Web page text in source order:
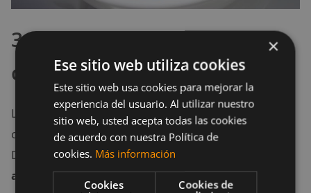
3. Proteína de arroz
con arándanos
La proteína de suerono es la única proteína en polvo
con la propiedad de recuperar tus músculos.
Diferentes estudios han hallado que la
aislada del arroz puede ser tan buena como la
×
Ese sitio web utiliza cookies
Este sitio web usa cookies para mejorar la
experiencia del usuario. Al utilizar nuestro
sitio web, usted acepta todas las cookies
de acuerdo con nuestra Política de
cookies. Más información
Cookies
Cookies de